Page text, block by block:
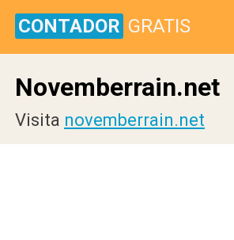
CONTADOR GRATIS
Novemberrain.net
Visita novemberrain.net